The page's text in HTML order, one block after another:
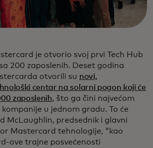
je otvorio svoj prvi Tech Hub
200 zaposlenih. Deset godina
otvorili su novi,
centar na solarni pogon koji će
zaposlenih, što ga čini najvećom
u jednom gradu. To će
McLaughlin, predsednik i glavni
Mastercard tehnologije, "kao
ove trajne posvećenosti